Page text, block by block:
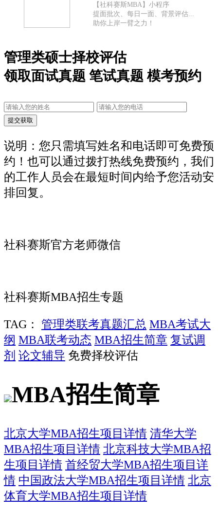
【社科赛斯MBA】小程序
提面批次、每日一面、背景评估...
助你上岸一臂之力！
管理类硕士择校评估
领取面试真题 笔试真题 模考预约
说明：您只需填写姓名和电话即可免费预
约！也可以通过拨打热线免费预约，我们
的工作人员会在最短时间内给予您活动安
排回复。
社科赛斯官方老师微信
社科赛斯MBA招生专题
TAG： 管理类联考真题汇总 MBA考试大
纲 MBA联考动态 MBA招生简章 复试调
剂 论文辅导 免费择校评估
MBA招生简章
北京大学MBA招生项目详情 清华大学
MBA招生项目详情 北京科技大学MBA招
生项目详情 首经贸大学MBA招生项目详
情 中国政法大学MBA招生项目详情 北京
体育大学MBA招生项目详情